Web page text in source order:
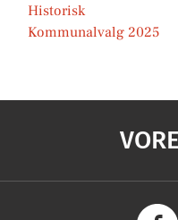
Historisk
Kommunalvalg 2025